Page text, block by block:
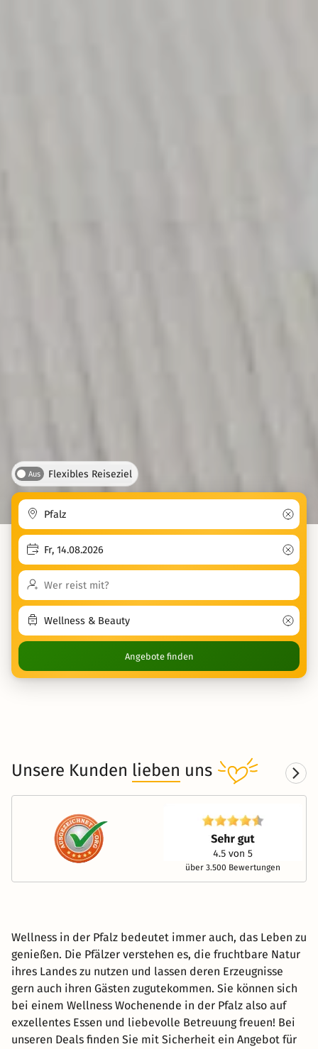
Aus Flexibles Reiseziel
Angebote finden
Unsere Kunden lieben uns
über 3.500 Bewertungen
Wellness in der Pfalz bedeutet immer auch, das Leben zu
genießen. Die Pfälzer verstehen es, die fruchtbare Natur
ihres Landes zu nutzen und lassen deren Erzeugnisse
gern auch ihren Gästen zugutekommen. Sie können sich
bei einem Wellness Wochenende in der Pfalz also auf
exzellentes Essen und liebevolle Betreuung freuen! Bei
unseren Deals finden Sie mit Sicherheit ein Angebot für